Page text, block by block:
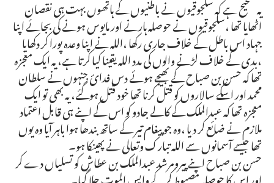
یہ صحیح ہے کہ سلجوقیوں نے باطنیوں کے ہاتھوں بہت ہی نقصان
اٹھایا تھا ،سلجوقیوں نے حوصلہ ہارنے اور مایوس ہونے کی بجائے اپنا
جہاد اس باطل کے خلاف جاری رکھا ،اللہ نے اپنا وعدہ پورا کر دکھایا
،بدی کے خلاف لڑنے والوں کی مدد اللہ یقینا کیا کرتا ہے، یہ ایک معجزہ
تھا کہ حسن بن صباح کے بھیجے ہوئے دس فدائ جنہوں نے سلطان
محمد اور اسکے سالاروں کو قتل کرنا تھا خود قتل ہوگئے، یہ بھی تو ایک
معجزہ تھا کہ عبدالملک کے کالے جادو کو اس کے اپنے ہی قابل اعتماد
ملازم نے ضائع کر دیا ،وہ جو پیغام تیر کے ساتھ بندھا ہوا باہر آیا وہ یوں
تھا جیسے آسمانوں سے اللہ تبارک وتعالی نے پھینکا ہو۔
حسن بن صباح اپنے پیرومرشد عبدالملک بن عطاش کو تسلیاں دے کر